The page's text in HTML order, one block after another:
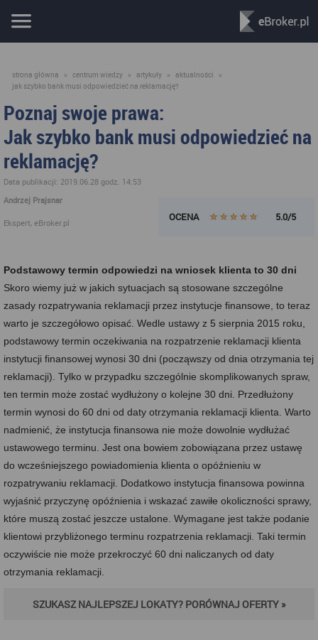
strona główna » centrum wiedzy » artykuły » aktualności
»
jak szybko bank musi odpowiedzieć na reklamację?
Poznaj swoje prawa:
Jak szybko bank musi odpowiedzieć na
reklamację?
Data publikacji: 2019.06.28 godz. 14:53
Andrzej Prajsnar
Ekspert, eBroker.pl OCENA 5.0/5
Podstawowy termin odpowiedzi na wniosek klienta to 30 dni
Skoro wiemy już w jakich sytuacjach są stosowane szczególne
zasady rozpatrywania reklamacji przez instytucje finansowe, to teraz
warto je szczegółowo opisać. Wedle ustawy z 5 sierpnia 2015 roku,
podstawowy termin oczekiwania na rozpatrzenie reklamacji klienta
instytucji finansowej wynosi 30 dni (począwszy od dnia otrzymania tej
reklamacji). Tylko w przypadku szczególnie skomplikowanych spraw,
ten termin może zostać wydłużony o kolejne 30 dni. Przedłużony
termin wynosi do 60 dni od daty otrzymania reklamacji klienta. Warto
nadmienić, że instytucja finansowa nie może dowolnie wydłużać
ustawowego terminu. Jest ona bowiem zobowiązana przez ustawę
do wcześniejszego powiadomienia klienta o opóźnieniu w
rozpatrywaniu reklamacji. Dodatkowo instytucja finansowa powinna
wyjaśnić przyczynę opóźnienia i wskazać zawiłe okoliczności sprawy,
które muszą zostać jeszcze ustalone. Wymagane jest także podanie
klientowi przybliżonego terminu rozpatrzenia reklamacji. Taki termin
oczywiście nie może przekroczyć 60 dni naliczanych od daty
otrzymania reklamacji.
SZUKASZ NAJLEPSZEJ LOKATY? PORÓWNAJ OFERTY »